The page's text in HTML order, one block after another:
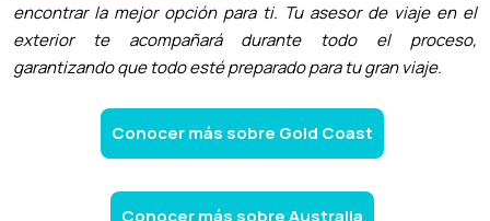
encontrar la mejor opción para ti. Tu asesor de viaje en el
exterior te acompañará durante todo el proceso,
garantizando que todo esté preparado para tu gran viaje.
Conocer más sobre Gold Coast
Conocer más sobre Australia